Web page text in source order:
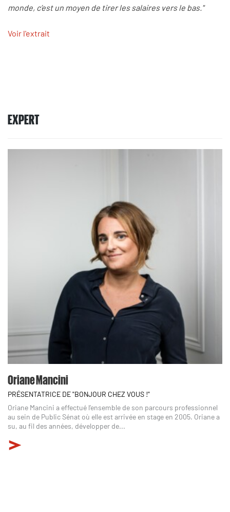
monde, c’est un moyen de tirer les salaires vers le bas."
Voir l'extrait
EXPERT
Oriane Mancini
PRÉSENTATRICE DE "BONJOUR CHEZ VOUS !"
Oriane Mancini a effectué l’ensemble de son parcours professionnel
au sein de Public Sénat où elle est arrivée en stage en 2005. Oriane a
su, au fil des années, développer de...